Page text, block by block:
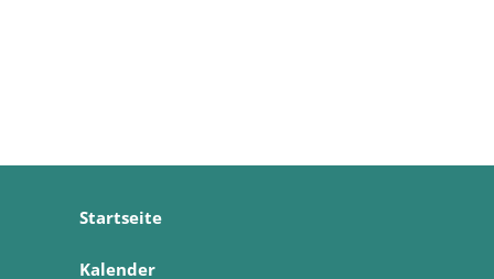
Startseite
Kalender